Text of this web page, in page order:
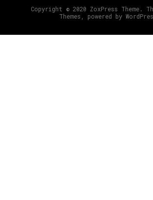
Copyright © 2020 ZoxPress Theme.
Themes, powered by